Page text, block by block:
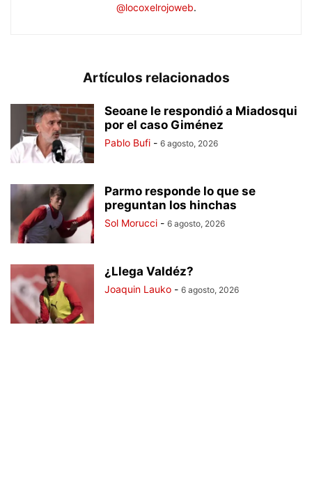
@locoxelrojoweb.
Artículos relacionados
Seoane le respondió a Miadosqui
por el caso Giménez
Pablo Bufi - 6 agosto, 2026
Parmo responde lo que se
preguntan los hinchas
Sol Morucci - 6 agosto, 2026
¿Llega Valdéz?
Joaquin Lauko - 6 agosto, 2026